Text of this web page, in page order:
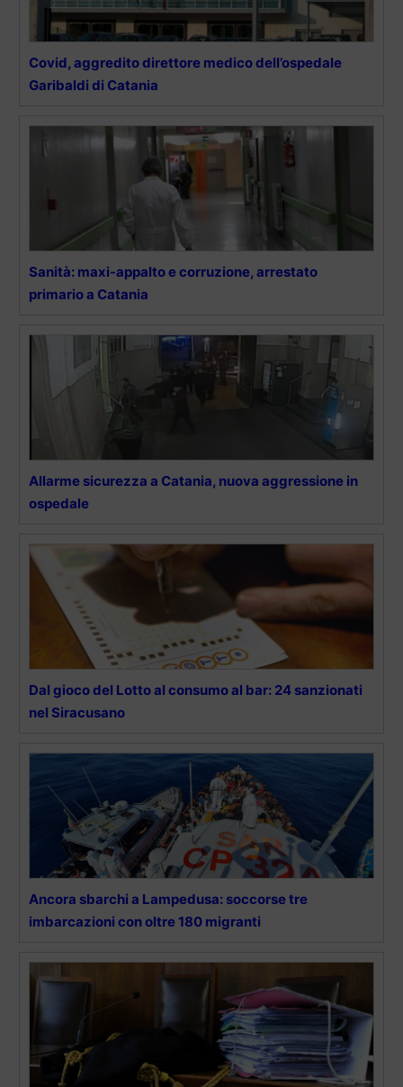
Covid, aggredito direttore medico dell’ospedale
Garibaldi di Catania
Sanità: maxi-appalto e corruzione, arrestato
primario a Catania
Allarme sicurezza a Catania, nuova aggressione in
ospedale
Dal gioco del Lotto al consumo al bar: 24 sanzionati
nel Siracusano
Ancora sbarchi a Lampedusa: soccorse tre
imbarcazioni con oltre 180 migranti